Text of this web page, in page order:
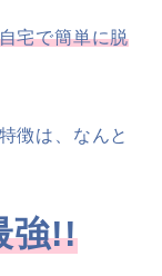
宅で簡単に脱
徴は、なんと
強!!